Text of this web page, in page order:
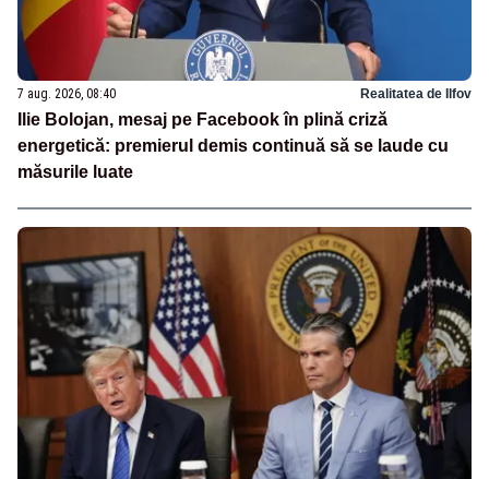
7 aug. 2026, 08:40 Realitatea de Ilfov
Ilie Bolojan, mesaj pe Facebook în plină criză
energetică: premierul demis continuă să se laude cu
măsurile luate